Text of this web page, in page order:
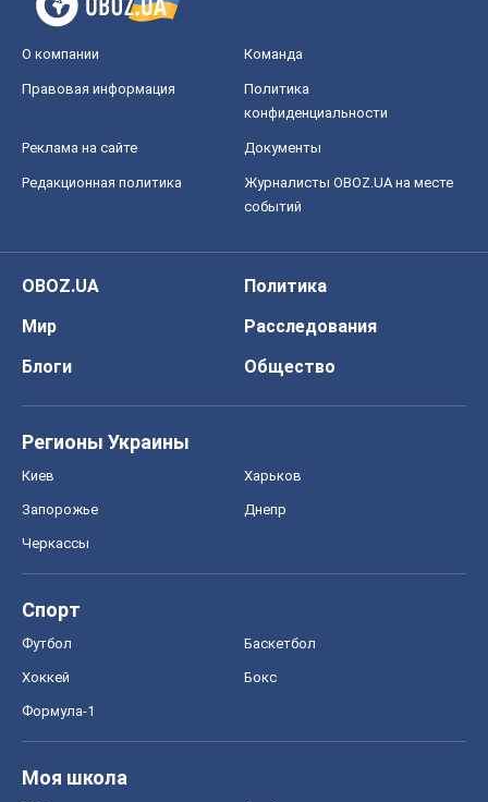
О компании Команда
Правовая информация
Политика
конфиденциальности
Реклама на сайте Документы
Редакционная политика
Журналисты OBOZ.UA на месте
событий
OBOZ.UA
Политика
Мир
Расследования
Блоги
Общество
Регионы Украины
Киев Харьков
Запорожье Днепр
Черкассы
Спорт
Футбол Баскетбол
Хоккей Бокс
Формула-1
Моя школа